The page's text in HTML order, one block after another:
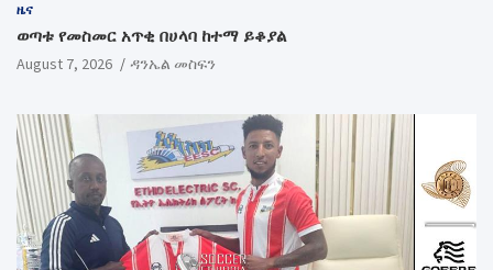
ዜና
ወጣቱ የመስመር አጥቂ በሀላባ ከተማ ይቆያል
August 7, 2026 ዳንኤል መስፍን